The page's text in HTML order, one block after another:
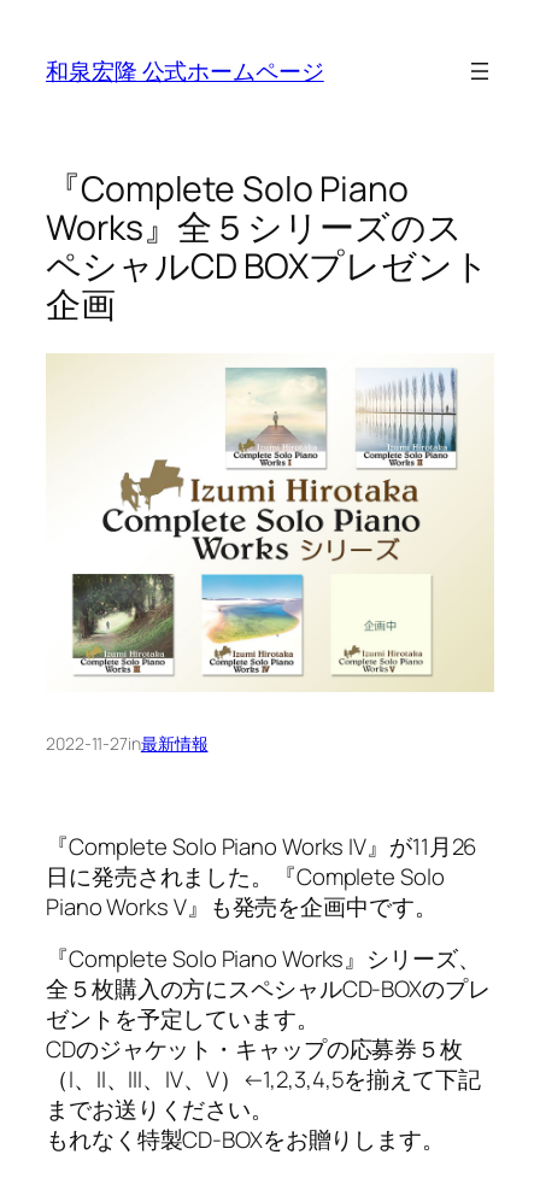
content
和泉宏隆 公式ホームページ
『Complete Solo Piano
Works』全５シリーズのス
ペシャルCD BOXプレゼント
企画
2022-11-27in最新情報
『Complete Solo Piano Works IV』が11月26
日に発売されました。『Complete Solo
Piano Works V』も発売を企画中です。
『Complete Solo Piano Works』シリーズ、
全５枚購入の方にスペシャルCD-BOXのプレ
ゼントを予定しています。
CDのジャケット・キャップの応募券５枚
（I、II、III、IV、V）←1,2,3,4,5を揃えて下記
までお送りください。
もれなく特製CD-BOXをお贈りします。